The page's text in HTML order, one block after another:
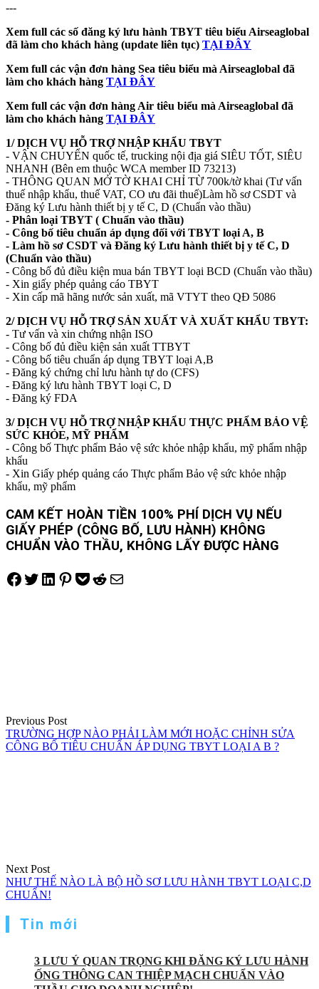
---
Xem full các số đăng ký lưu hành TBYT tiêu biểu Airseaglobal
đã làm cho khách hàng (update liên tục) TẠI ĐÂY
Xem full các vận đơn hàng Sea tiêu biểu mà Airseaglobal đã
làm cho khách hàng TẠI ĐÂY
Xem full các vận đơn hàng Air tiêu biểu mà Airseaglobal đã
làm cho khách hàng TẠI ĐÂY
1/ DỊCH VỤ HỖ TRỢ NHẬP KHẨU TBYT
- VẬN CHUYỂN quốc tế, trucking nội địa giá SIÊU TỐT, SIÊU
NHANH (Bên em thuộc WCA member ID 73213)
- THÔNG QUAN MỞ TỜ KHAI CHỈ TỪ 700k/tờ khai (Tư vấn
thuế nhập khẩu, thuế VAT, CO ưu đãi thuế)Làm hồ sơ CSDT và
Đăng ký Lưu hành thiết bị y tế C, D (Chuẩn vào thầu)
- Phân loại TBYT ( Chuẩn vào thầu)
- Công bố tiêu chuẩn áp dụng đối với TBYT loại A, B
- Làm hồ sơ CSDT và Đăng ký Lưu hành thiết bị y tế C, D
(Chuẩn vào thầu)
- Công bố đủ điều kiện mua bán TBYT loại BCD (Chuẩn vào thầu)
- Xin giấy phép quảng cáo TBYT
- Xin cấp mã hãng nước sản xuất, mã VTYT theo QĐ 5086
2/ DỊCH VỤ HỖ TRỢ SẢN XUẤT VÀ XUẤT KHẨU TBYT:
- Tư vấn và xin chứng nhận ISO
- Công bố đủ điều kiện sản xuất TTBYT
- Công bố tiêu chuẩn áp dụng TBYT loại A,B
- Đăng ký chứng chỉ lưu hành tự do (CFS)
- Đăng ký lưu hành TBYT loại C, D
- Đăng ký FDA
3/ DỊCH VỤ HỖ TRỢ NHẬP KHẨU THỰC PHẨM BẢO VỆ
SỨC KHỎE, MỸ PHẨM
- Công bố Thực phẩm Bảo vệ sức khỏe nhập khẩu, mỹ phẩm nhập
khẩu
- Xin Giấy phép quảng cáo Thực phẩm Bảo vệ sức khỏe nhập
khẩu, mỹ phẩm
CAM KẾT HOÀN TIỀN 100% PHÍ DỊCH VỤ NẾU
GIẤY PHÉP (CÔNG BỐ, LƯU HÀNH) KHÔNG
CHUẨN VÀO THẦU, KHÔNG LẤY ĐƯỢC HÀNG
Share on Facebook
Tweet on Twitter
Share on LinkedIn
Pin on Pinterest
Save to pocket
Share on Reddit
Share via Email
Previous Post
TRƯỜNG HỢP NÀO PHẢI LÀM MỚI HOẶC CHỈNH SỬA
CÔNG BỐ TIÊU CHUẨN ÁP DỤNG TBYT LOẠI A B ?
Next Post
NHƯ THẾ NÀO LÀ BỘ HỒ SƠ LƯU HÀNH TBYT LOẠI C,D
CHUẨN!
Tin mới
3 LƯU Ý QUAN TRỌNG KHI ĐĂNG KÝ LƯU HÀNH
ỐNG THÔNG CAN THIỆP MẠCH CHUẨN VÀO